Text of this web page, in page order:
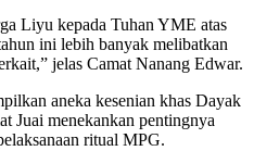
Liyu kepada Tuhan YME atas
ini lebih banyak melibatkan
jelas Camat Nanang Edwar.
aneka kesenian khas Dayak
Juai menekankan pentingnya
ritual MPG.